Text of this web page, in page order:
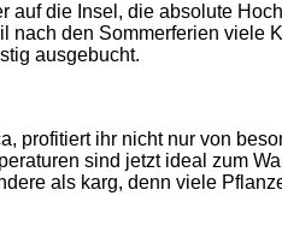
auf die Insel, die absolute
den Sommerferien viele
ausgebucht.
profitiert ihr nicht nur von
sind jetzt ideal zum
als karg, denn viele